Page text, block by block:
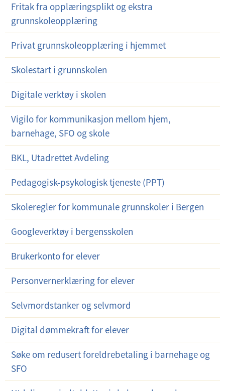
Fritak fra opplæringsplikt og ekstra
grunnskoleopplæring
Privat grunnskoleopplæring i hjemmet
Skolestart i grunnskolen
Digitale verktøy i skolen
Vigilo for kommunikasjon mellom hjem,
barnehage, SFO og skole
BKL, Utadrettet Avdeling
Pedagogisk-psykologisk tjeneste (PPT)
Skoleregler for kommunale grunnskoler i Bergen
Googleverktøy i bergensskolen
Brukerkonto for elever
Personvernerklæring for elever
Selvmordstanker og selvmord
Digital dømmekraft for elever
Søke om redusert foreldrebetaling i barnehage og
SFO